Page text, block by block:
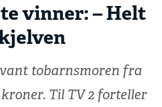
vinner: – Helt
tobarnsmoren fra
Til TV 2 forteller